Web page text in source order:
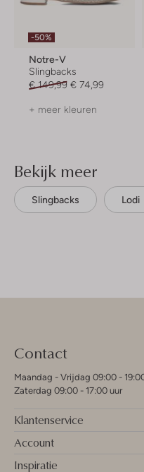
-50%
Notre-V
Slingbacks
€ 149,99 € 74,99
+ meer kleuren
Bekijk meer
Slingbacks Lodi
Contact
Maandag - Vrijdag 09:00 -
Zaterdag 09:00 - 17:00 uur
Klantenservice
Account
Inspiratie